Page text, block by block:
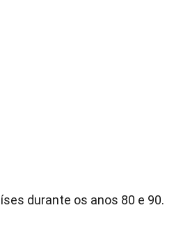
durante os anos 80 e 90.